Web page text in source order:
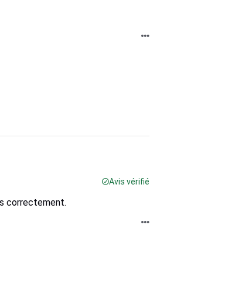
Avis vérifié
correctement.